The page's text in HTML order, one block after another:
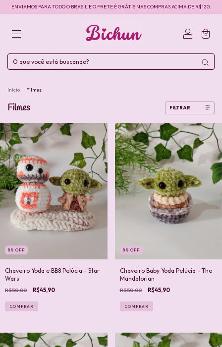
ENVIAMOS PARA TODO O BRASIL E O FRETE É GRÁTIS NAS COMPRAS ACIMA DE R$120.
0
Início . Filmes
Filmes FILTRAR
8 % OFF
Chaveiro Yoda e BB8 Pelúcia - Star
Wars
R$50,00 R$45,90
COMPRAR
8 % OFF
Chaveiro Baby Yoda Pelúcia - The
Mandalorian
R$50,00 R$45,90